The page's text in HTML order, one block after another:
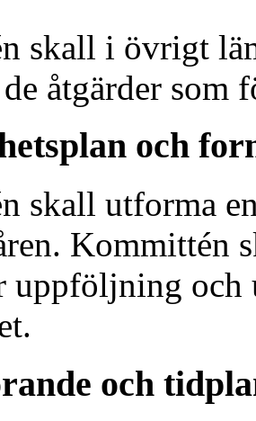
skall i övrigt
åtgärder som
och
skall utforma
Kommittén
uppföljning och
och